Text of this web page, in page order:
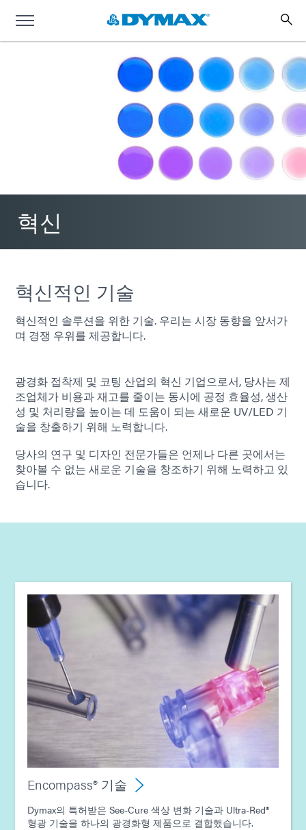
혁신
혁신적인 기술
혁신적인 솔루션을 위한 기술. 우리는 시장 동향을 앞서가
며 경쟁 우위를 제공합니다.
광경화 접착제 및 코팅 산업의 혁신 기업으로서, 당사는 제
조업체가 비용과 재고를 줄이는 동시에 공정 효율성, 생산
성 및 처리량을 높이는 데 도움이 되는 새로운 UV/LED 기
술을 창출하기 위해 노력합니다.
당사의 연구 및 디자인 전문가들은 언제나 다른 곳에서는
찾아볼 수 없는 새로운 기술을 창조하기 위해 노력하고 있
습니다.
Encompass® 기술
Dymax의 특허받은 See-Cure 색상 변화 기술과 Ultra-Red®
형광 기술을 하나의 광경화형 제품으로 결합했습니다.